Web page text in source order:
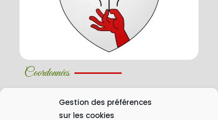
Gestion des préférences
sur les cookies
Coordonnées
02 47 58 58 01
25 Rue Grande 37220 Tavant